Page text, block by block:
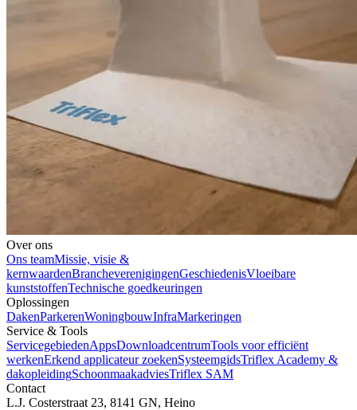
Over ons
Ons teamMissie, visie &
kernwaardenBrancheverenigingenGeschiedenisVloeibare
kunststoffenTechnische goedkeuringen
Oplossingen
DakenParkerenWoningbouwInfraMarkeringen
Service & Tools
ServicegebiedenAppsDownloadcentrumTools voor efficiënt
werkenErkend applicateur zoekenSysteemgidsTriflex Academy &
dakopleidingSchoonmaakadviesTriflex SAM
Contact
L.J. Costerstraat 23, 8141 GN, Heino